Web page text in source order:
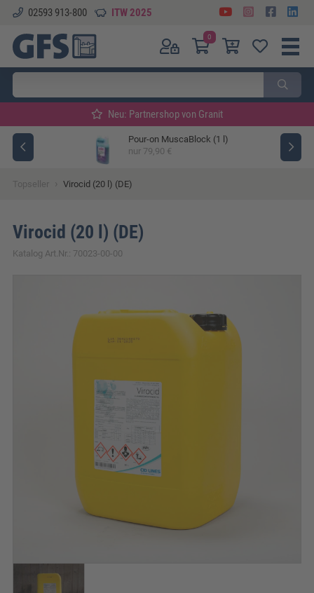
02593 913-800 ITW 2025
0
Neu: Partnershop von Granit
Pour-on MuscaBlock (1 l)
nur 79,90 €
Topseller Virocid (20 l) (DE)
Virocid (20 l) (DE)
Katalog Art.Nr.: 70023-00-00